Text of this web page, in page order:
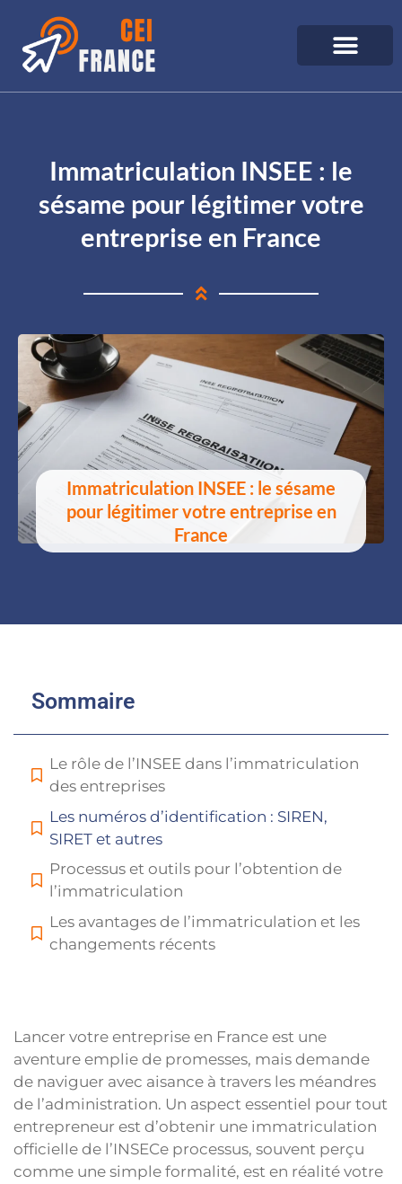
Immatriculation INSEE : le
sésame pour légitimer votre
entreprise en France
Immatriculation INSEE : le sésame
pour légitimer votre entreprise en
France
Sommaire
Le rôle de l’INSEE dans l’immatriculation
des entreprises
Les numéros d’identification : SIREN,
SIRET et autres
Processus et outils pour l’obtention de
l’immatriculation
Les avantages de l’immatriculation et les
changements récents
Lancer votre entreprise en France est une
aventure emplie de promesses, mais demande
de naviguer avec aisance à travers les méandres
de l’administration. Un aspect essentiel pour tout
entrepreneur est d’obtenir une immatriculation
officielle de l’INSECe processus, souvent perçu
comme une simple formalité, est en réalité votre